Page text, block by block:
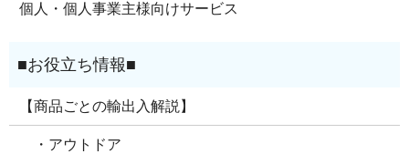
個人・個人事業主様向けサービス
【商品ごとの輸出入解説】
・アウトドア